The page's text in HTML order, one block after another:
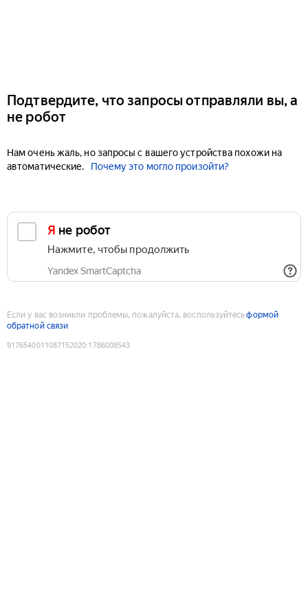
Подтвердите, что запросы отправляли вы, а
не робот
Нам очень жаль, но запросы с вашего устройства похожи на
автоматические.
Почему это могло произойти?
Я не робот
Нажмите, чтобы продолжить
Yandex SmartCaptcha
Если у вас возникли проблемы, пожалуйста, воспользуйтесьформой
обратной связи
9176540011087152020:1786008543